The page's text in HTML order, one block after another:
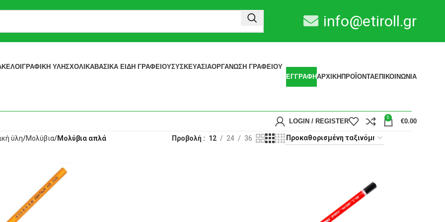
info@etiroll.gr
ΓΡΑΦΙΚΉ ΎΛΗΣΧΟΛΙΚΆΒΑΣΙΚΆ ΕΊΔΗ ΓΡΑΦΕΊΟΥΣΥΣΚΕΥΑΣΊΑΟΡΓΆΝΩΣΗ ΓΡΑΦΕΊΟΥ
ΕΓΓΡΑΦΗΑΡΧΙΚΗ ΠΡΟΪΟΝΤΑΕΠΙΚΟΙΝΩΝΙΑ
LOGIN / REGISTER
0
€0.00
ύλη Μολύβια Μολύβια απλά Προβολή 12 24 36